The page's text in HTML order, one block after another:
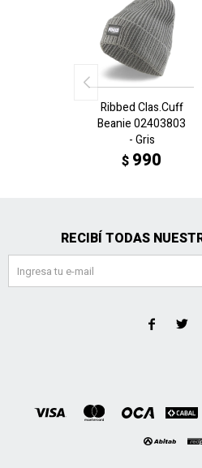
Ribbed Clas.Cuff
Beanie 02403803
- Gris
$ 990
RECIBÍ TODAS
 